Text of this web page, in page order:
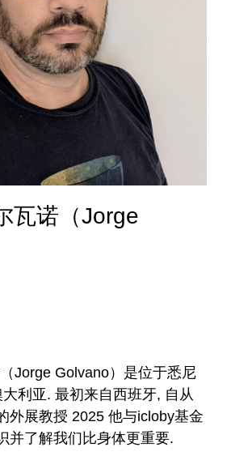
瓦诺（Jorge
Jorge Golvano）是位于悉尼
利亚. 最初来自西班牙, 自从
外展教授 2025 他与icloby基金
并了解我们比身体更重要.